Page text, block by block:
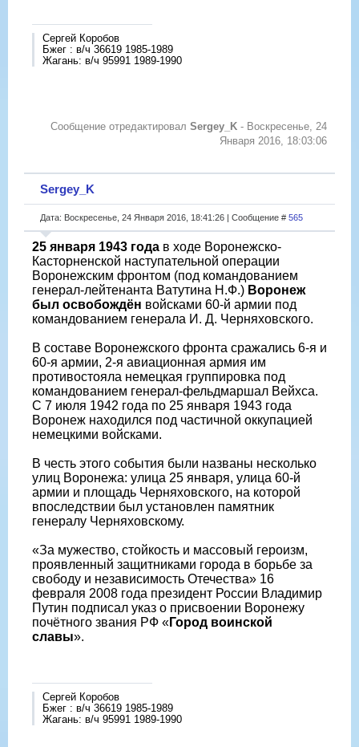
Сергей Коробов
Бжег : в/ч 36619 1985-1989
Жагань: в/ч 95991 1989-1990
Сообщение отредактировал Sergey_K - Воскресенье, 24
Января 2016, 18:03:06
Sergey_K
Дата: Воскресенье, 24 Января 2016, 18:41:26 | Сообщение # 565
25 января 1943 года в ходе Воронежско-
Касторненской наступательной операции
Воронежским фронтом (под командованием
генерал-лейтенанта Ватутина Н.Ф.) Воронеж
был освобождён войсками 60-й армии под
командованием генерала И. Д. Черняховского.
В составе Воронежского фронта сражались 6-я и
60-я армии, 2-я авиационная армия им
противостояла немецкая группировка под
командованием генерал-фельдмаршал Вейхса.
С 7 июля 1942 года по 25 января 1943 года
Воронеж находился под частичной оккупацией
немецкими войсками.
В честь этого события были названы несколько
улиц Воронежа: улица 25 января, улица 60-й
армии и площадь Черняховского, на которой
впоследствии был установлен памятник
генералу Черняховскому.
«За мужество, стойкость и массовый героизм,
проявленный защитниками города в борьбе за
свободу и независимость Отечества» 16
февраля 2008 года президент России Владимир
Путин подписал указ о присвоении Воронежу
почётного звания РФ «Город воинской
славы».
Сергей Коробов
Бжег : в/ч 36619 1985-1989
Жагань: в/ч 95991 1989-1990